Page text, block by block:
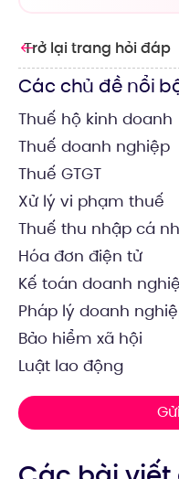
Trở lại trang hỏi đáp
Các chủ đề nổi
Thuế hộ kinh doanh
Thuế doanh nghiệp
Thuế GTGT
Xử lý vi phạm thuế
Thuế thu nhập cá
Hóa đơn điện tử
Kế toán doanh
Pháp lý doanh
Bảo hiểm xã hội
Luật lao động